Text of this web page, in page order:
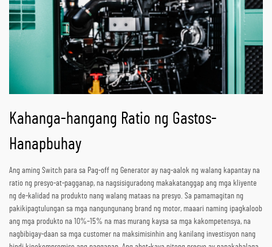
Kahanga-hangang Ratio ng Gastos-
Hanapbuhay
Ang aming Switch para sa Pag-off ng Generator ay nag-aalok ng walang kapantay na
ratio ng presyo-at-pagganap, na nagsisiguradong makakatanggap ang mga kliyente
ng de-kalidad na produkto nang walang mataas na presyo. Sa pamamagitan ng
pakikipagtulungan sa mga nangungunang brand ng motor, maaari naming ipagkaloob
ang mga produkto na 10%–15% na mas murang kaysa sa mga kakompetensya, na
nagbibigay-daan sa mga customer na maksimisinhin ang kanilang investisyon nang